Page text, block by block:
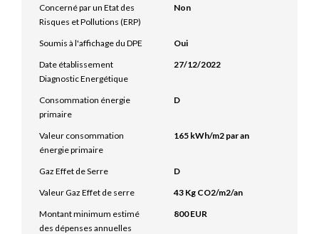
Concerné par un Etat des
Risques et Pollutions (ERP)
Non
Soumis à l'affichage du DPE
Oui
Date établissement
Diagnostic Energétique
27/12/2022
Consommation énergie
primaire
D
Valeur consommation
énergie primaire
165 kWh/m2 par an
Gaz Effet de Serre
D
Valeur Gaz Effet de serre
43 Kg CO2/m2/an
Montant minimum estimé
des dépenses annuelles
800 EUR